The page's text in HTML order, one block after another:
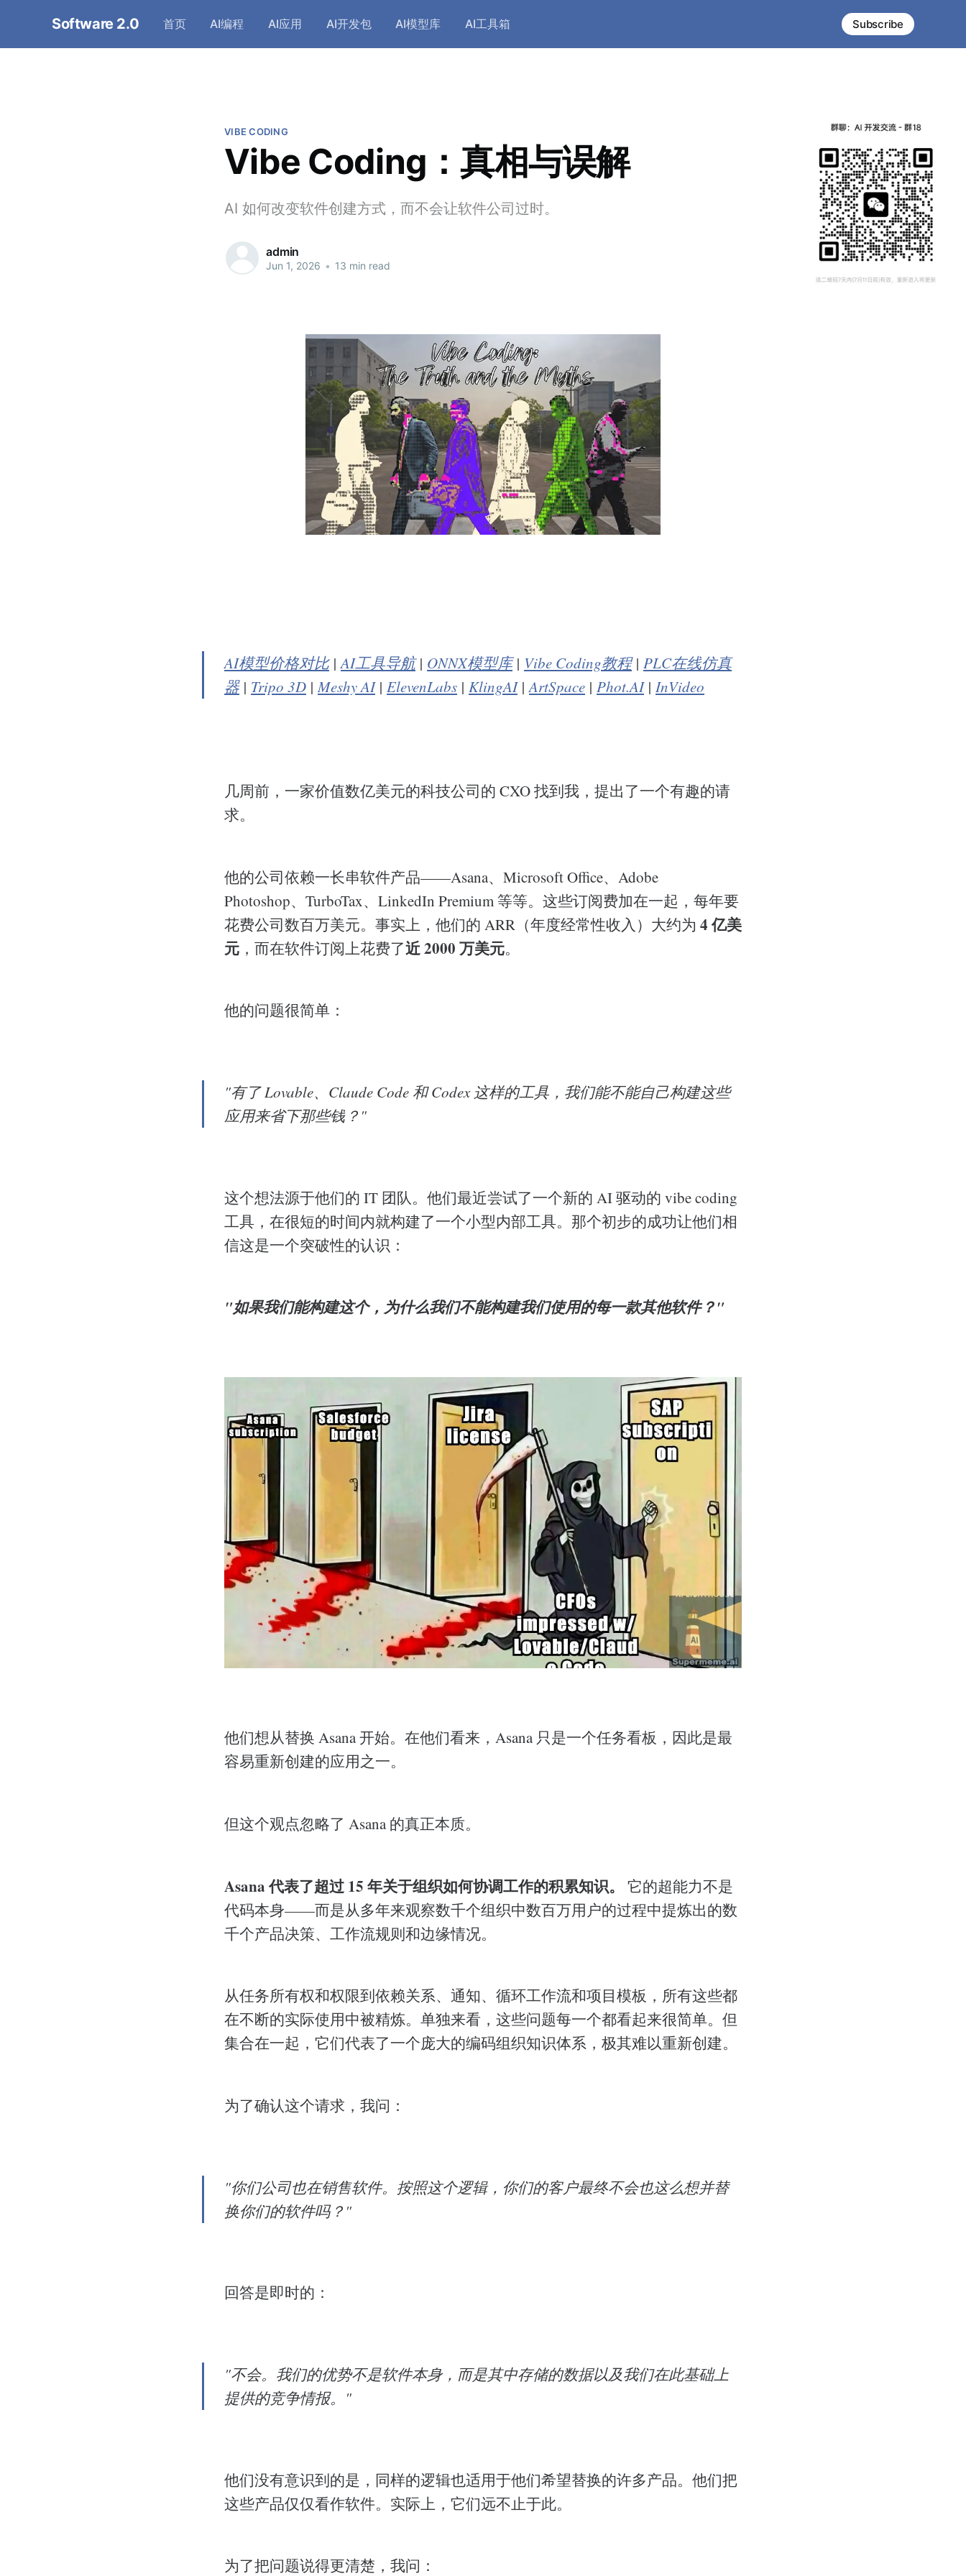
Software 2.0 首页 AI编程 AI应用 AI开发包 AI模型库 AI工具箱 Subscribe
VIBE CODING
Vibe Coding：真相与误解
AI 如何改变软件创建方式，而不会让软件公司过时。
admin
Jun 1, 2026 • 13 min read
AI模型价格对比|AI工具导航| ONNX模型库| Vibe Coding教程| PLC在线仿真
器| Tripo 3D |Meshy AI| ElevenLabs | KlingAI|ArtSpace | Phot.AI| InVideo
几周前，一家价值数亿美元的科技公司的 CXO 找到我，提出了一个有趣的请
求。
他的公司依赖一长串软件产品——Asana、Microsoft Office、Adobe
Photoshop、TurboTax、LinkedIn Premium 等等。这些订阅费加在一起，每年要
花费公司数百万美元。事实上，他们的 ARR（年度经常性收入）大约为 4 亿美
元 ，而在软件订阅上花费了近 2000 万美元。
他的问题很简单：
"有了 Lovable、Claude Code 和 Codex 这样的工具，我们能不能自己构建这些
应用来省下那些钱？"
这个想法源于他们的 IT 团队。他们最近尝试了一个新的 AI 驱动的 vibe coding
工具，在很短的时间内就构建了一个小型内部工具。那个初步的成功让他们相
信这是一个突破性的认识：
"如果我们能构建这个，为什么我们不能构建我们使用的每一款其他软件？"
他们想从替换 Asana 开始。在他们看来，Asana 只是一个任务看板，因此是最
容易重新创建的应用之一。
但这个观点忽略了 Asana 的真正本质。
Asana 代表了超过 15 年关于组织如何协调工作的积累知识。
它的超能力不是
代码本身——而是从多年来观察数千个组织中数百万用户的过程中提炼出的数
千个产品决策、工作流规则和边缘情况。
从任务所有权和权限到依赖关系、通知、循环工作流和项目模板，所有这些都
在不断的实际使用中被精炼。单独来看，这些问题每一个都看起来很简单。但
集合在一起，它们代表了一个庞大的编码组织知识体系，极其难以重新创建。
为了确认这个请求，我问：
"你们公司也在销售软件。按照这个逻辑，你们的客户最终不会也这么想并替
换你们的软件吗？"
回答是即时的：
"不会。我们的优势不是软件本身，而是其中存储的数据以及我们在此基础上
提供的竞争情报。"
他们没有意识到的是，同样的逻辑也适用于他们希望替换的许多产品。他们把
这些产品仅仅看作软件。实际上，它们远不止于此。
为了把问题说得更清楚，我问：